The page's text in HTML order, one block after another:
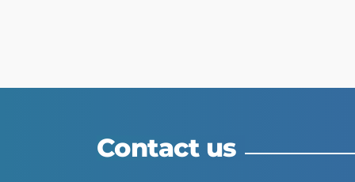
Contact us